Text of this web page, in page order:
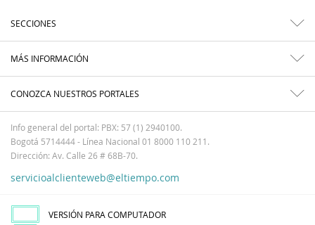
SECCIONES
MÁS INFORMACIÓN
CONOZCA NUESTROS PORTALES
Info general del portal: PBX: 57 (1) 2940100.
Bogotá 5714444 - Línea Nacional 01 8000 110 211.
Dirección: Av. Calle 26 # 68B-70.
servicioalclienteweb@eltiempo.com
VERSIÓN PARA COMPUTADOR